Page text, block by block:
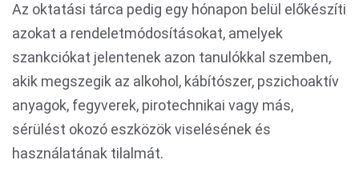
Az oktatási tárca pedig egy hónapon belül előkészíti
azokat a rendeletmódosításokat, amelyek
szankciókat jelentenek azon tanulókkal szemben,
akik megszegik az alkohol, kábítószer, pszichoaktív
anyagok, fegyverek, pirotechnikai vagy más,
sérülést okozó eszközök viselésének és
használatának tilalmát.